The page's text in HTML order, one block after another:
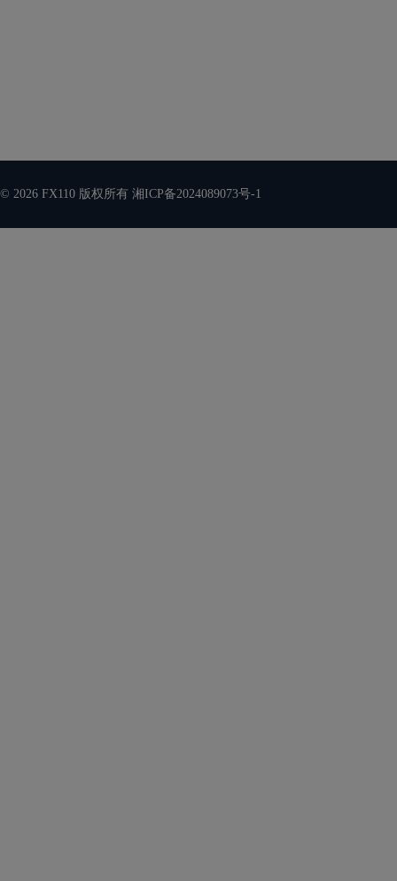
© 2026 FX110 版权所有 湘ICP备2024089073号-1